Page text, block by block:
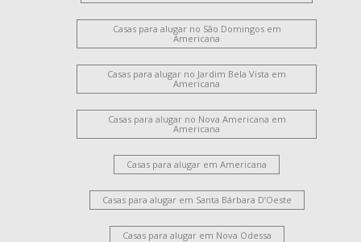
Casas para alugar no São Domingos em
Americana
Casas para alugar no Jardim Bela Vista em
Americana
Casas para alugar no Nova Americana em
Americana
Casas para alugar em Americana
Casas para alugar em Santa Bárbara D’Oeste
Casas para alugar em Nova Odessa